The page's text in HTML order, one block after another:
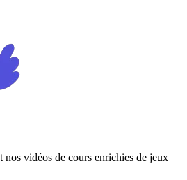
nos vidéos de cours enrichies de jeux